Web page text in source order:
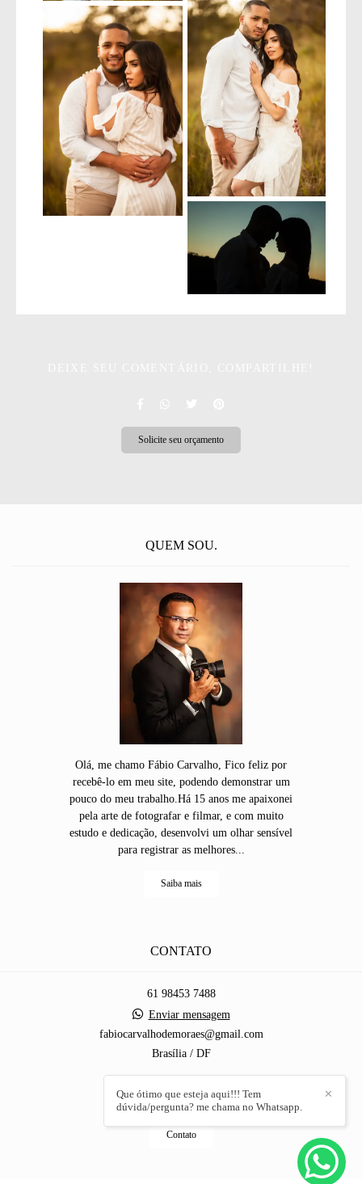
Solicite seu orçamento
QUEM SOU.
Olá, me chamo Fábio Carvalho, Fico feliz por
recebê-lo em meu site, podendo demonstrar um
pouco do meu trabalho.Há 15 anos me apaixonei
pela arte de fotografar e filmar, e com muito
estudo e dedicação, desenvolvi um olhar sensível
para registrar as melhores...
Saiba mais
CONTATO
61 98453 7488
Enviar mensagem
fabiocarvalhodemoraes@gmail.com
Brasília / DF
Contato
✕
Que ótimo que esteja aqui!!! Tem
dúvida/pergunta? me chama no Whatsapp.